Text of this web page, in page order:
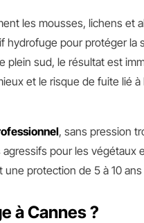
les mousses, lichens et
hydrofuge pour protéger la
plein sud, le résultat est
et le risque de fuite lié
, sans pression
pour les végétaux
protection de 5 à 10
à Cannes ?